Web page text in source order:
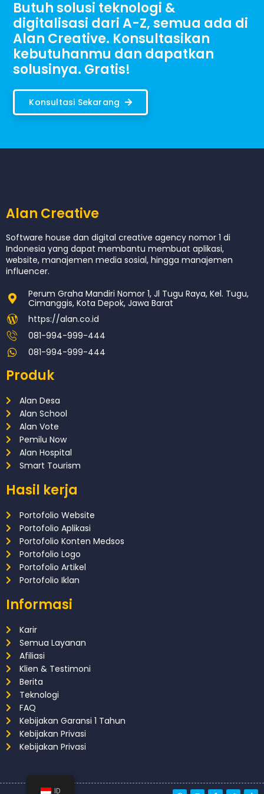
Butuh solusi teknologi &
digitalisasi dari A-Z, semua ada di
Alan Creative. Konsultasikan
kebutuhanmu dan dapatkan
solusinya. Gratis!
Konsultasi Sekarang
Alan Creative
Software house dan digital creative agency nomor 1 di
Indonesia yang dapat membantu membuat aplikasi,
website, manajemen media sosial, hingga manajemen
influencer.
Perum Graha Mandiri Nomor 1, Jl Tugu Raya, Kel. Tugu,
Cimanggis, Kota Depok, Jawa Barat
https://alan.co.id
081-994-999-444
081-994-999-444
Produk
Alan Desa
Alan School
Alan Vote
Pemilu Now
Alan Hospital
Smart Tourism
Hasil kerja
Portofolio Website
Portofolio Aplikasi
Portofolio Konten Medsos
Portofolio Logo
Portofolio Artikel
Portofolio Iklan
Informasi
Karir
Semua Layanan
Afiliasi
Klien & Testimoni
Berita
Teknologi
FAQ
Kebijakan Garansi 1 Tahun
Kebijakan Privasi
Kebijakan Privasi
ID